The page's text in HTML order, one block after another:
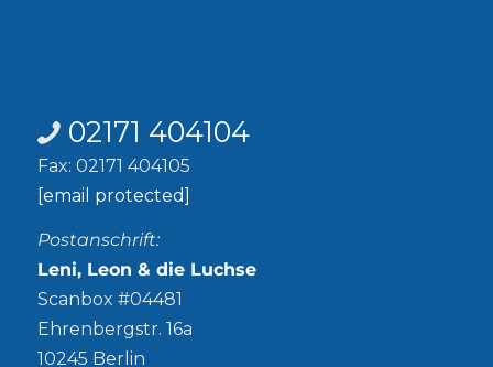
02171 404104
Fax: 02171 404105
[email protected]
Postanschrift:
Leni, Leon & die Luchse
Scanbox #04481
Ehrenbergstr. 16a
10245 Berlin